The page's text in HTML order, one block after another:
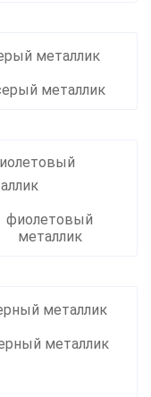
металлик
фиолетовый
металлик
металлик